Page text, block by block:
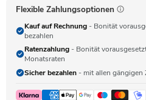
Flexible Zahlungsoptionen
Kauf auf Rechnung - Bonität
bezahlen
Ratenzahlung - Bonität
Monatsraten
Sicher bezahlen - mit allen gängigen